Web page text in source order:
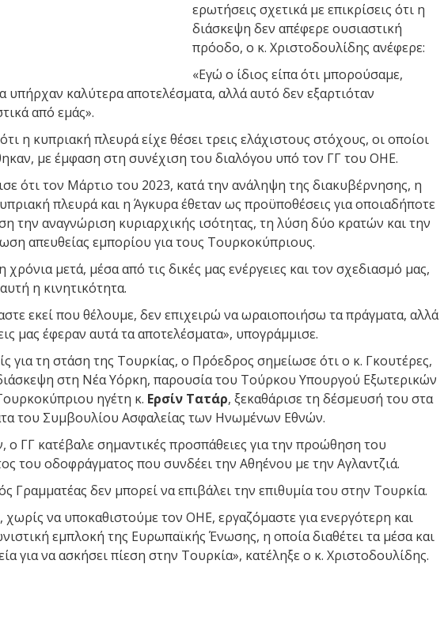
ερωτήσεις σχετικά με επικρίσεις ότι η
διάσκεψη δεν απέφερε ουσιαστική
πρόοδο, ο κ. Χριστοδουλίδης ανέφερε:
«Εγώ ο ίδιος είπα ότι μπορούσαμε,
υπήρχαν καλύτερα αποτελέσματα, αλλά αυτό δεν εξαρτιόταν
από εμάς».
η κυπριακή πλευρά είχε θέσει τρεις ελάχιστους στόχους, οι οποίοι
με έμφαση στη συνέχιση του διαλόγου υπό τον ΓΓ του ΟΗΕ.
ότι τον Μάρτιο του 2023, κατά την ανάληψη της διακυβέρνησης, η
πλευρά και η Άγκυρα έθεταν ως προϋποθέσεις για οποιαδήποτε
την αναγνώριση κυριαρχικής ισότητας, τη λύση δύο κρατών και την
απευθείας εμπορίου για τους Τουρκοκύπριους.
χρόνια μετά, μέσα από τις δικές μας ενέργειες και τον σχεδιασμό μας,
η κινητικότητα.
εκεί που θέλουμε, δεν επιχειρώ να ωραιοποιήσω τα πράγματα, αλλά
μας έφεραν αυτά τα αποτελέσματα», υπογράμμισε.
για τη στάση της Τουρκίας, ο Πρόεδρος σημείωσε ότι ο κ. Γκουτέρες,
στη Νέα Υόρκη, παρουσία του Τούρκου Υπουργού Εξωτερικών
ηγέτη κ. Ερσίν Τατάρ, ξεκαθάρισε τη δέσμευσή του στα
του Συμβουλίου Ασφαλείας των Ηνωμένων Εθνών.
ο ΓΓ κατέβαλε σημαντικές προσπάθειες για την προώθηση του
του οδοφράγματος που συνδέει την Αθηένου με την Αγλαντζιά.
Γραμματέας δεν μπορεί να επιβάλει την επιθυμία του στην Τουρκία.
χωρίς να υποκαθιστούμε τον ΟΗΕ, εργαζόμαστε για ενεργότερη και
εμπλοκή της Ευρωπαϊκής Ένωσης, η οποία διαθέτει τα μέσα και
για να ασκήσει πίεση στην Τουρκία», κατέληξε ο κ. Χριστοδουλίδης.